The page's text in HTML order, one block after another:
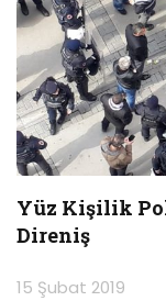
Yüz Kişilik
Direniş
15 Şubat 2019